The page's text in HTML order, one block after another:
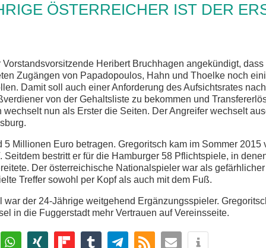
ÖSTERREICHER IST DER
Heribert Bruchhagen angekündigt,
Zugängen von Papadopoulos, Hahn und Thoelke noch
Damit soll auch einer Anforderung des Aufsichtsrates
von der Gehaltsliste zu bekommen und
wechselt nun als Erster die Seiten. Der Angreifer wechselt
5 Millionen Euro betragen. Gregoritsch kam im Sommer 2015
Seitdem bestritt er für die Hamburger 58 Pflichtspiele, in
Der österreichische Nationalspieler war als
Treffer sowohl per Kopf als auch mit dem Fuß.
war der 24-Jährige weitgehend Ergänzungsspieler.
in die Fuggerstadt mehr Vertrauen auf Vereinsseite.